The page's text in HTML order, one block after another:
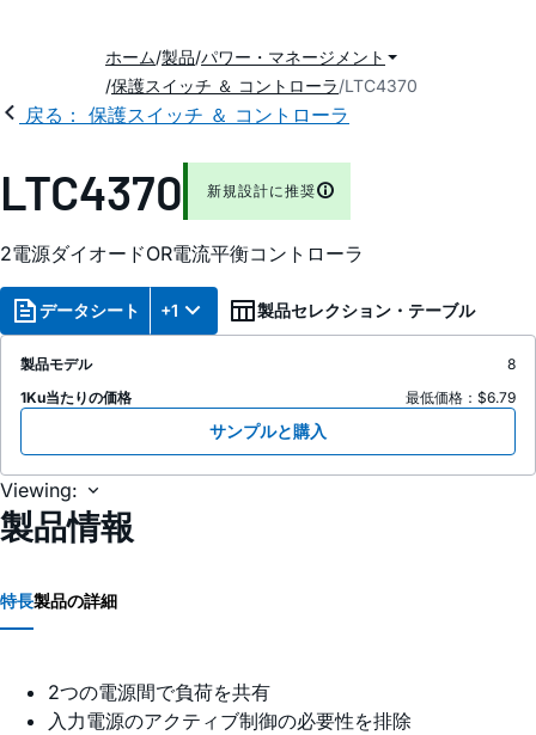
ホーム 製品 パワー・マネージメント
保護スイッチ ＆ コントローラ LTC4370
戻る： 保護スイッチ ＆ コントローラ
LTC4370 新規設計に推奨
2電源ダイオードOR電流平衡コントローラ
データシート +1 製品セレクション・テーブル
製品モデル
8
1Ku当たりの価格
最低価格：$6.79
サンプルと購入
Viewing:
製品情報
特長製品の詳細
2つの電源間で負荷を共有
入力電源のアクティブ制御の必要性を排除